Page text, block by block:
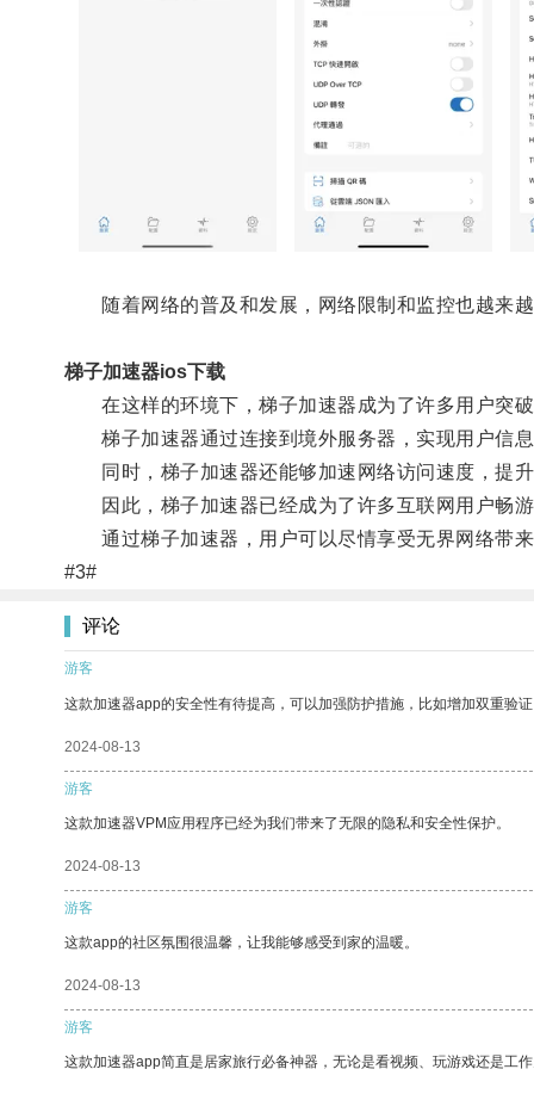
随着网络的普及和发展，网络限制和监控也越来
梯子加速器ios下载
在这样的环境下，梯子加速器成为了许多用户突破
梯子加速器通过连接到境外服务器，实现用户信
同时，梯子加速器还能够加速网络访问速度，提升
因此，梯子加速器已经成为了许多互联网用户畅游
通过梯子加速器，用户可以尽情享受无界网络带
#3#
评论
游客
这款加速器app的安全性有待提高，可以加强防护措施，比如增加双重验
2024-08-13
游客
这款加速器VPM应用程序已经为我们带来了无限的隐私和安全性保护。
2024-08-13
游客
这款app的社区氛围很温馨，让我能够感受到家的温暖。
2024-08-13
游客
这款加速器app简直是居家旅行必备神器，无论是看视频、玩游戏还是工